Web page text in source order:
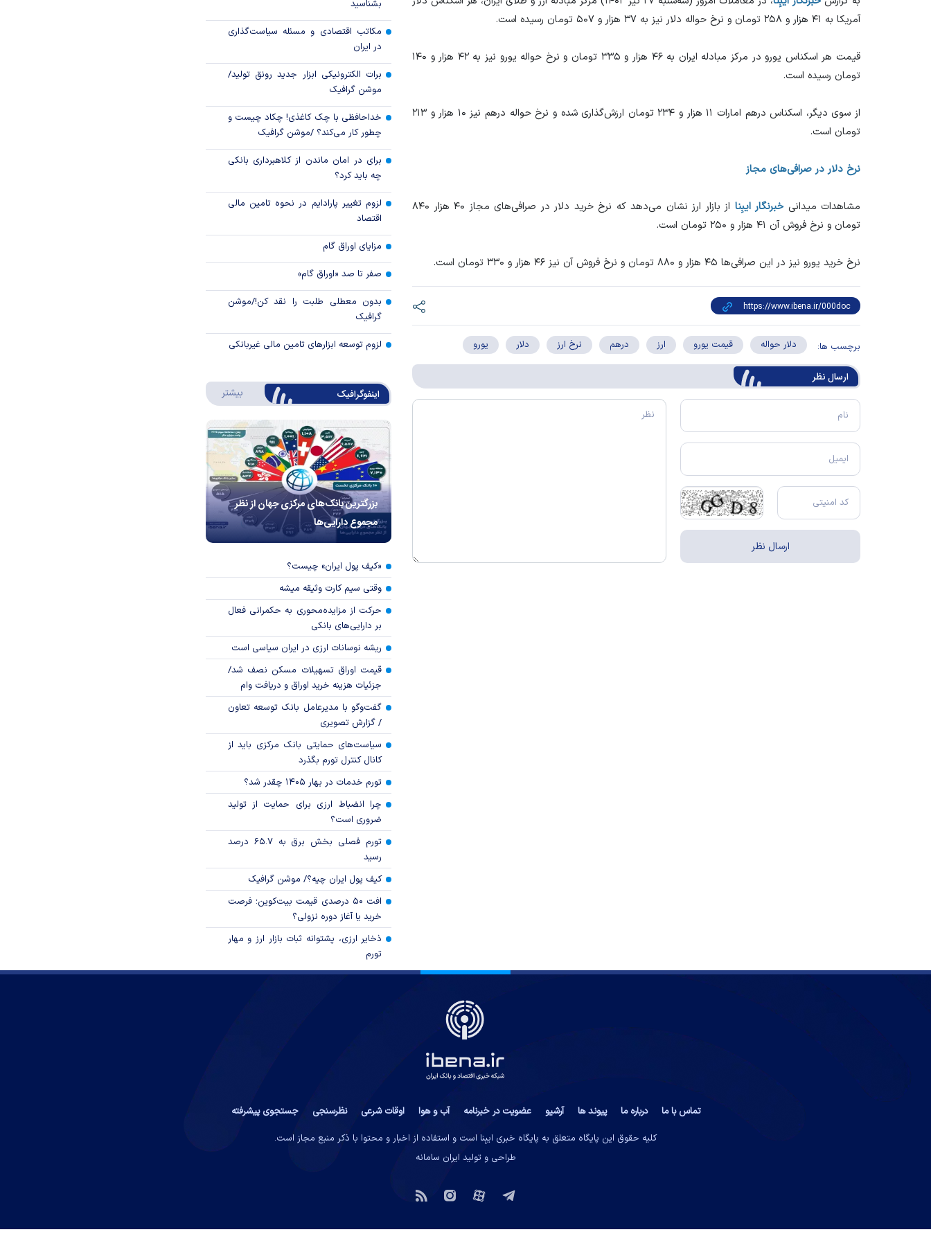
آمریکا به ۴۱ هزار و ۲۵۸ تومان و نرخ حواله دلار نیز به ۳۷ هزار و ۵۰۷ تومان رسیده است.
قیمت هر اسکناس یورو در مرکز مبادله ایران به ۴۶ هزار و ۳۳۵ تومان و نرخ حواله یورو نیز به ۴۲ هزار و ۱۴۰
تومان رسیده است.
از سوی دیگر، اسکناس درهم امارات ۱۱ هزار و ۲۳۴ تومان ارزش‌گذاری شده و نرخ حواله درهم نیز ۱۰ هزار و ۲۱۳
تومان است.
نرخ دلار در صرافی‌های مجاز
مشاهدات میدانی خبرنگارایبِنا
از بازار ارز نشان می‌دهد که نرخ خرید دلار در صرافی‌های مجاز ۴۰ هزار ۸۴۰
تومان و نرخ فروش آن ۴۱ هزار و ۲۵۰ تومان است.
نرخ خرید یورو نیز در این صرافی‌ها ۴۵ هزار و ۸۸۰ تومان و نرخ فروش آن نیز ۴۶ هزار و ۳۳۰ تومان است.
برچسب ها: دلار حواله قیمت یورو ارز درهم نرخ ارز دلار یورو
ارسال‌ نظر
قیمت دلار و یورو مرکز مبادله ایران؛
امروز پنجشنبه ۱۵ مرداد ۱۴۰۵
سقوط ارزهای صادراتی در سیاهچاله
کارت‌های بازرگانی
بشناسید
مکاتب اقتصادی و مسئله سیاست‌گذاری
در ایران
برات الکترونیکی ابزار جدید رونق تولید/
موشن گرافیک
خداحافظی با چک کاغذی! چکاد چیست و
چطور کار می‌کند؟ /موشن گرافیک
برای در امان ماندن از کلاهبرداری بانکی
چه باید کرد؟
لزوم تغییر پارادایم در نحوه تامین مالی
اقتصاد
مزایای اوراق گام
صفر تا صد «اوراق گام»
بدون معطلی طلبت را نقد کن!/موشن
گرافیک
لزوم توسعه ابزارهای تامین مالی غیربانکی
اینفوگرافیک بیشتر درباره اینفوگرافیک
بزرگترین بانک‌های مرکزی جهان از نظر
مجموع دارایی‌ها
«کیف پول ایران» چیست؟
وقتی سیم کارت وثیقه میشه
حرکت از مزایده‌محوری به حکمرانی فعال
بر دارایی‌های بانکی
ریشه نوسانات ارزی در ایران سیاسی است
قیمت اوراق تسهیلات مسکن نصف شد/
جزئیات هزینه خرید اوراق و دریافت وام
گفت‌وگو با مدیرعامل بانک توسعه تعاون
/ گزارش تصویری
سیاست‌های حمایتی بانک مرکزی باید از
کانال کنترل تورم بگذرد
تورم خدمات در بهار ۱۴۰۵ چقدر شد؟
چرا انضباط ارزی برای حمایت از تولید
ضروری است؟
تورم فصلی بخش برق به ۶۵.۷ درصد
رسید
کیف پول ایران چیه؟/ موشن گرافیک
افت ۵۰ درصدی قیمت بیت‌کوین؛ فرصت
خرید یا آغاز دوره نزولی؟
ذخایر ارزی، پشتوانه ثبات بازار ارز و مهار
تورم
تماس با ما درباره ما پیوند ها آرشیو عضویت در خبرنامه آب و هوا اوقات شرعی نظرسنجی
جستجوی پیشرفته
کلیه حقوق این پایگاه متعلق به پایگاه خبری ایبِنا است و استفاده از اخبار و محتوا با ذکر منبع مجاز است.
طراحی و تولید ایران سامانه